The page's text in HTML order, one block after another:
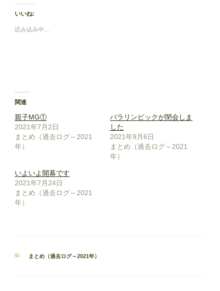
いいね:
読み込み中…
関連
親子MG①
2021年7月2日
まとめ（過去ログ～2021
年）
パラリンピックが閉会しま
した
2021年9月6日
まとめ（過去ログ～2021
年）
いよいよ開幕です
2021年7月24日
まとめ（過去ログ～2021
年）
カ
まとめ（過去ログ～2021年）